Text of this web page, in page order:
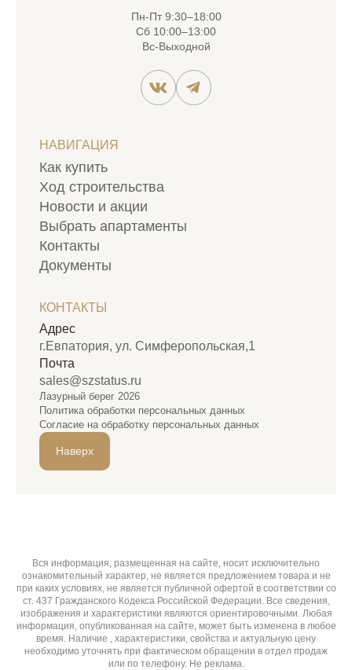
НАВИГАЦИЯ
Как купить
Ход строительства
Новости и акции
Выбрать апартаменты
Контакты
Документы
Пн-Пт 9:30–18:00
Сб 10:00–13:00
Вс-Выходной
КОНТАКТЫ
Адрес
г.Евпатория, ул. Симферопольская,1
Почта
sales@szstatus.ru
Лазурный берег 2026
Политика обработки персональных данных
Согласие на обработку персональных данных
Наверх
Вся информация, размещенная на сайте, носит исключительно
ознакомительный характер, не является предложением товара и не
при каких условиях, не является публичной офертой в соответствии со
ст. 437 Гражданского Кодекса Российской Федерации. Все сведения,
изображения и характеристики являются ориентировочными. Любая
информация, опубликованная на сайте, может быть изменена в любое
время. Наличие , характеристики, свойства и актуальную цену
необходимо уточнять при фактическом обращении в отдел продаж
или по телефону. Не реклама.